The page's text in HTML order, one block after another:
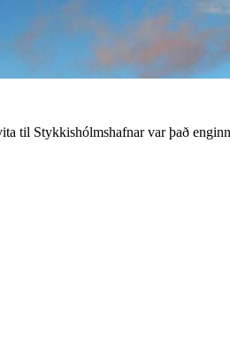
til Stykkishólmshafnar var það